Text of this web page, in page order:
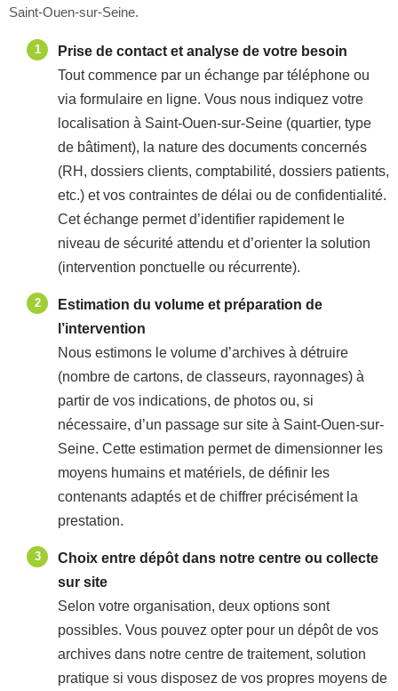
Saint-Ouen-sur-Seine.
Prise de contact et analyse de votre besoin
Tout commence par un échange par téléphone ou
via formulaire en ligne. Vous nous indiquez votre
localisation à Saint-Ouen-sur-Seine (quartier, type
de bâtiment), la nature des documents concernés
(RH, dossiers clients, comptabilité, dossiers patients,
etc.) et vos contraintes de délai ou de confidentialité.
Cet échange permet d’identifier rapidement le
niveau de sécurité attendu et d’orienter la solution
(intervention ponctuelle ou récurrente).
Estimation du volume et préparation de
l’intervention
Nous estimons le volume d’archives à détruire
(nombre de cartons, de classeurs, rayonnages) à
partir de vos indications, de photos ou, si
nécessaire, d’un passage sur site à Saint-Ouen-sur-
Seine. Cette estimation permet de dimensionner les
moyens humains et matériels, de définir les
contenants adaptés et de chiffrer précisément la
prestation.
Choix entre dépôt dans notre centre ou collecte
sur site
Selon votre organisation, deux options sont
possibles. Vous pouvez opter pour un dépôt de vos
archives dans notre centre de traitement, solution
pratique si vous disposez de vos propres moyens de